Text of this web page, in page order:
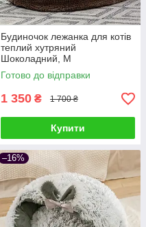
Будиночок лежанка для котів
теплий хутряний
Шоколадний, M
Готово до відправки
1 350 ₴ 1 700 ₴
Купити
–16%